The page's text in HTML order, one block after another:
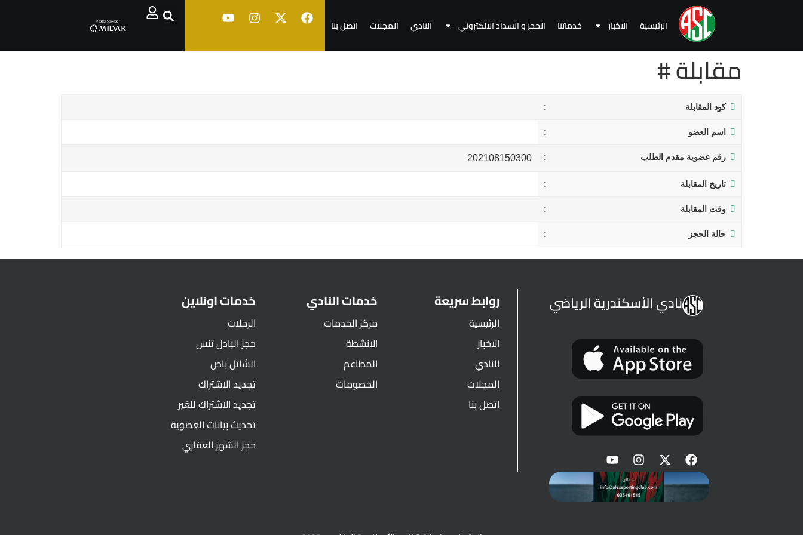
الرئيسية الاخبار خدماتنا الحجز و السداد الالكتروني النادي المجلات اتصل بنا
مقابلة #
كود المقابلة
اسم العضو
رقم عضوية مقدم الطلب 202108150300
تاريخ المقابلة
وقت المقابلة
حالة الحجز
نادي الأسكندرية الرياضي روابط سريعة
الرئيسية
الاخبار
النادي
المجلات
اتصل بنا
خدمات النادي
مركز الخدمات
الانشطة
المطاعم
الخصومات
خدمات اونلاين
الرحلات
حجز البادل تنس
الشاتل باص
تجديد الاشتراك
تجديد الاشتراك للغير
تحديث بيانات العضوية
حجز الشهر العقاري